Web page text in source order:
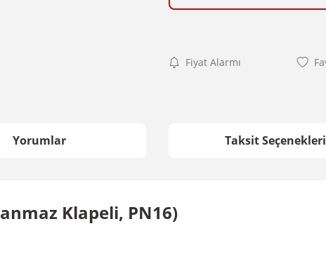
Fiyat Alarmı
Yorumlar Taksit Seçenekleri
Klapeli, PN16)